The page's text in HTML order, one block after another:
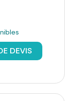
DEVIS